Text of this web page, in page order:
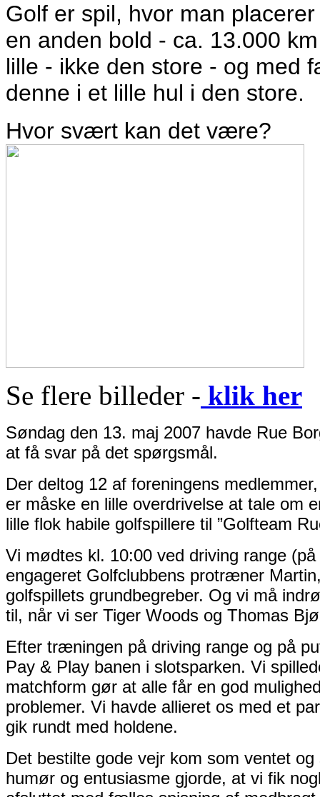
Golf er spil, hvor man
en anden bold - ca. 13.000
lille - ikke den store - og med
denne i et lille hul i den store.
Hvor svært kan det være?
Se flere billeder - klik her
Søndag den 13. maj 2007 havde Rue
at få svar på det spørgsmål.
Der deltog 12 af foreningens
er måske en lille overdrivelse at tale om
lille flok habile golfspillere til ”Golfteam
Vi mødtes kl. 10:00 ved driving range
engageret Golfclubbens protræner
golfspillets grundbegreber. Og vi må
til, når vi ser Tiger Woods og Thomas
Efter træningen på driving range og på
Pay & Play banen i slotsparken. Vi
matchform gør at alle får en god
problemer. Vi havde allieret os med et
gik rundt med holdene.
Det bestilte gode vejr kom som ventet
humør og entusiasme gjorde, at vi fik